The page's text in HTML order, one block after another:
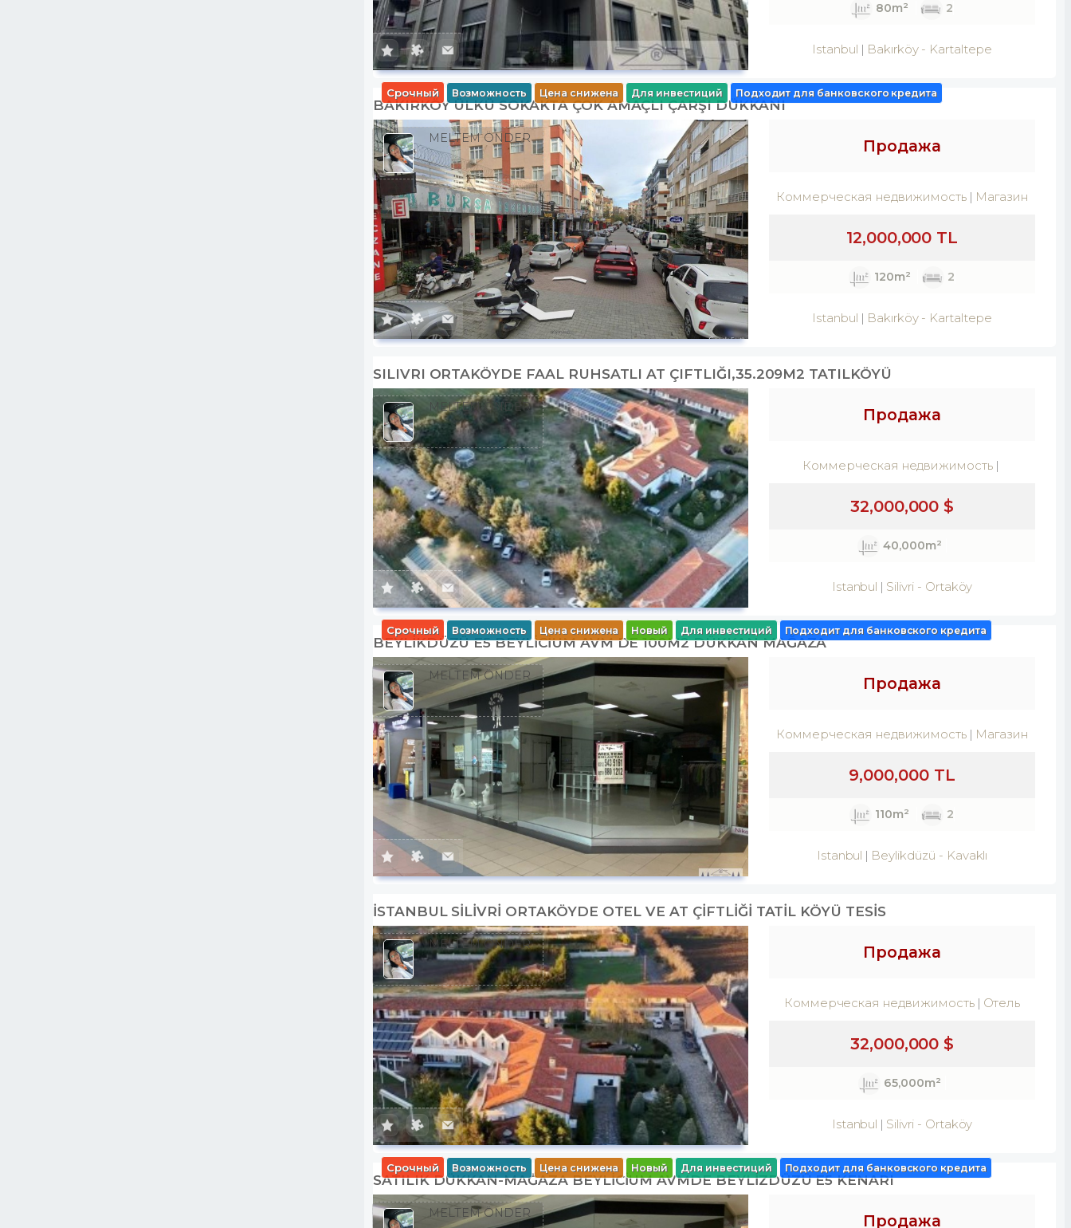
80m² 2
Istanbul Bakırköy- Kartaltepe
BAKIRKÖY ÜLKÜ SOKAKTA ÇOK AMAÇLI ÇARŞI DÜKKANI
Срочный Возможность Цена снижена Для инвестиций Подходит для банковского кредита
Продажа
Коммерческая недвижимость Магазин
12,000,000 TL
120m² 2
Istanbul Bakırköy- Kartaltepe
MELTEM ÖNDER
SILIVRI ORTAKÖYDE FAAL RUHSATLI AT ÇIFTLIĞI,35.209M2 TATILKÖYÜ
Продажа
Коммерческая недвижимость
32,000,000 $
40,000m²
Istanbul Silivri- Ortaköy
MELTEM ÖNDER
BEYLİKDÜZÜ E5 BEYLİCİUM AVM DE 100M2 DÜKKAN MAĞAZA
Срочный Возможность Цена снижена Новый Для инвестиций Подходит для банковского кредита
Продажа
Коммерческая недвижимость Магазин
9,000,000 TL
110m² 2
Istanbul Beylikdüzü - Kavaklı
MELTEM ÖNDER
İSTANBUL SİLİVRİ ORTAKÖYDE OTEL VE AT ÇİFTLİĞİ TATİL KÖYÜ TESİS
Продажа
Коммерческая недвижимость Отель
32,000,000 $
65,000m²
Istanbul Silivri- Ortaköy
MELTEM ÖNDER
SATILIK DÜKKAN-MAĞAZA BEYLİCİUM AVMDE BEYLİZDÜZÜ E5 KENARI
Срочный Возможность Цена снижена Новый Для инвестиций Подходит для банковского кредита
Продажа
MELTEM ÖNDER